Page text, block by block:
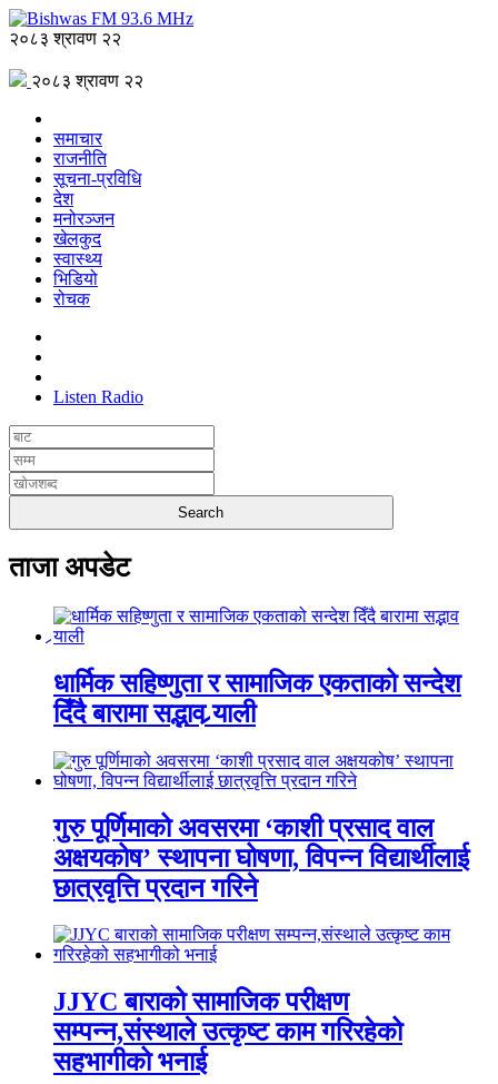
२०८३ श्रावण २२
२०८३ श्रावण २२
समाचार
राजनीति
सूचना-प्रविधि
देश
मनोरञ्जन
खेलकुद
स्वास्थ्य
भिडियो
रोचक
Listen Radio
ताजा अपडेट
धार्मिक सहिष्णुता र सामाजिक एकताको सन्देश
दिँदै बारामा सद्भाव र्‍याली
गुरु पूर्णिमाको अवसरमा ‘काशी प्रसाद वाल
अक्षयकोष’ स्थापना घोषणा, विपन्न विद्यार्थीलाई
छात्रवृत्ति प्रदान गरिने
JJYC बाराको सामाजिक परीक्षण
सम्पन्न,संस्थाले उत्कृष्ट काम गरिरहेको
सहभागीको भनाई